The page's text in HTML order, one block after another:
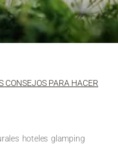
CONSEJOS PARA HACER
hoteles glamping